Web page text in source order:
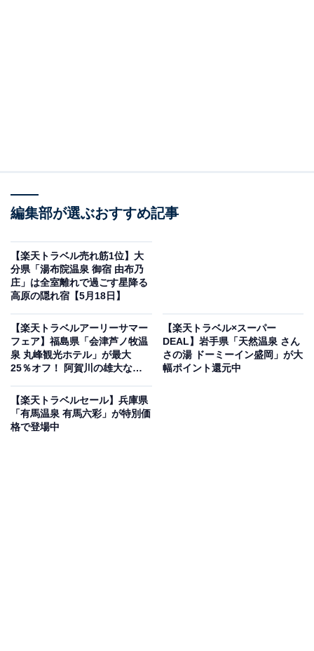
「伊東温泉 音無の森 緑風園」の楽天スーパーDEALプラ
ンを予約すると、実質30％オフで宿泊可能です。
編集部が選ぶおすすめ記事
【楽天トラベル売れ筋1位】大
分県「湯布院温泉 御宿 由布乃
庄」は全室離れで過ごす星降る
高原の隠れ宿【5月18日】
【楽天トラベルアーリーサマー
フェア】福島県「会津芦ノ牧温
泉 丸峰観光ホテル」が最大
25％オフ！ 阿賀川の雄大な渓
【楽天トラベル×スーパー
DEAL】岩手県「天然温泉 さん
さの湯 ドーミーイン盛岡」が大
幅ポイント還元中
【楽天トラベルセール】兵庫県
「有馬温泉 有馬六彩」が特別価
格で登場中